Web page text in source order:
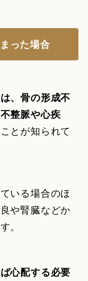
った場合
、骨の形成不
整脈や心疾
ことが知られて
いる場合のほ
や腎臓などか
。
心配する必要